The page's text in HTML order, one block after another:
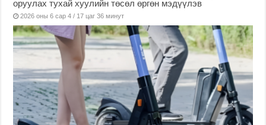
оруулах тухай хуулийн төсөл өргөн мэдүүлэв
2026 оны 6 сар 4 / 17 цаг 36 минут